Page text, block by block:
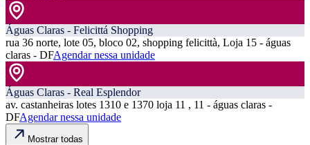
Águas Claras - Felicittá Shopping
rua 36 norte, lote 05, bloco 02, shopping felicittà, Loja 15 - águas
claras - DFAgendar nessa unidade
Águas Claras - Real Esplendor
av. castanheiras lotes 1310 e 1370 loja 11 , 11 - águas claras -
DFAgendar nessa unidade
Mostrar todas